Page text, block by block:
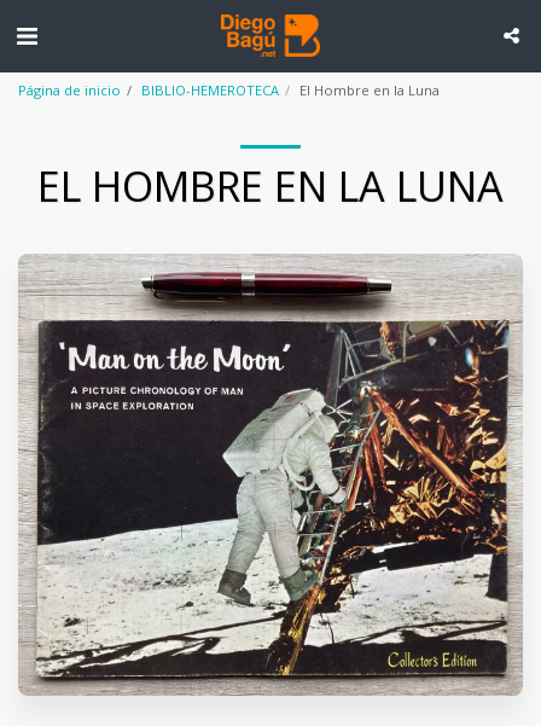
Página de inicio BIBLIO-HEMEROTECA El Hombre en la Luna
EL HOMBRE EN LA LUNA